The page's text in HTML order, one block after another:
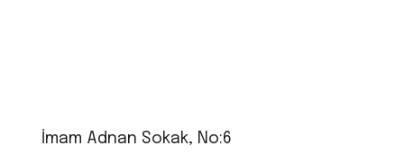
İmam Adnan Sokak, No:6